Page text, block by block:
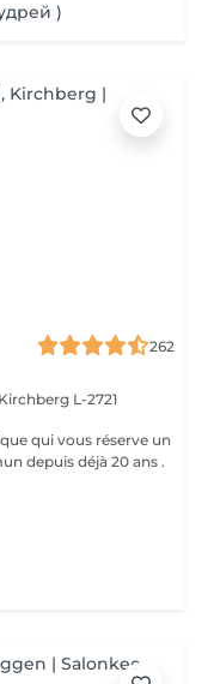
)
262
Kirchberg L-2721
qui vous réserve un
depuis déjà 20 ans .